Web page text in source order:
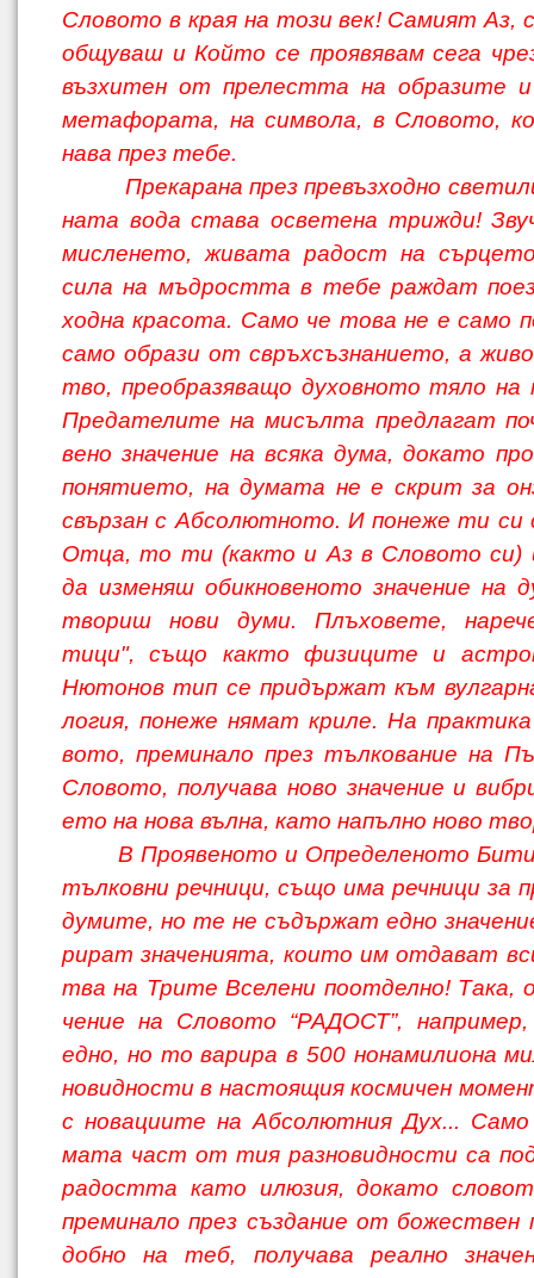
Словото в края на този век! Самият Аз,
общуваш и Който се проявявам сега
възхитен от прелестта на образите
метафората, на символа, в Словото,
нава през тебе.
Прекарана през превъзходно
ната вода става осветена трижди!
мисленето, живата радост на
сила на мъдростта в тебе раждат
ходна красота. Само че това не е само
само образи от свръхсъзнанието, а
тво, преобразяващо духовното тяло на
Предателите на мисълта предлагат
вено значение на всяка дума, докато
понятието, на думата не е скрит за
свързан с Абсолютното. И понеже ти си
Отца, то ти (както и Аз в Словото си)
да изменяш обикновеното значение на
твориш нови думи. Плъховете,
тици", също както физиците и
Нютонов тип се придържат към
логия, понеже нямат криле. На
вото, преминало през тълкование на
Словото, получава ново значение и
ето на нова вълна, като напълно ново
В Проявеното и Определеното
тълковни речници, също има речници за
думите, но те не съдържат едно
рират значенията, които им отдават
тва на Трите Вселени поотделно! Така,
чение на Словото “РАДОСТ”,
едно, но то варира в 500 нонамилиона
новидности в настоящия космичен
с новациите на Абсолютния Дух...
мата част от тия разновидности са
радостта като илюзия, докато
преминало през създание от божествен
добно на теб, получава реално